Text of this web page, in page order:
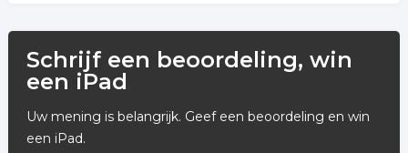
Schrijf een beoordeling, win
een iPad
Uw mening is belangrijk. Geef een beoordeling en win
een iPad.